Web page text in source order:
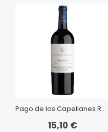
Pago de los Capellanes Roble
15,10 €